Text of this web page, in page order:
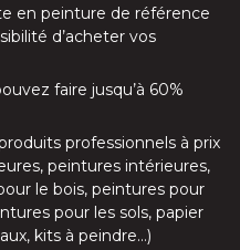
en peinture de référence
d’acheter vos
faire jusqu’à 60%
professionnels à prix
, peintures intérieures,
le bois, peintures pour
pour les sols, papier
, kits à peindre…)